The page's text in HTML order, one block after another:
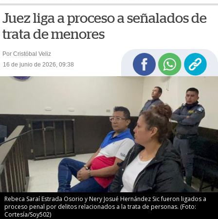
Juez liga a proceso a señalados de
trata de menores
Por Cristóbal Veliz
16 de junio de 2026, 09:38
Rebeca Saraí Estrada Osorio y Nery Josué Hernández Sic fueron ligados a
proceso penal por delitos relacionados a la trata de personas. (Foto:
Cortesía/Soy502)